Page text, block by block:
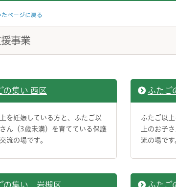
ページに戻る
事業
の集い 西区
を妊娠している方と、ふたご以
さん（3歳未満）を育てている保護
流の場です。
ふた
ふたご以
上のお子
流の場です
の集い 岩槻区 ふたご